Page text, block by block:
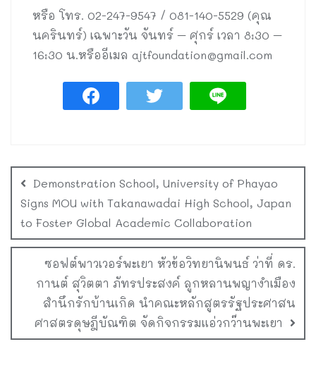
หรือ โทร. 02-247-9547 / 081-140-5529 (คุณ
นครินทร์) เฉพาะวัน จันทร์ – ศุกร์ เวลา 8:30 –
16:30 น.หรืออีเมล ajtfoundation@gmail.com
Demonstration School, University of Phayao
Signs MOU with Takanawadai High School, Japan
to Foster Global Academic Collaboration
ซอฟต์พาวเวอร์พะเยา หัวข้อวิทยานิพนธ์ ว่าที่ ดร.
กานต์ สุวิตตา ภัทรประสงค์ ลูกหลานพญางำเมือง
สำนึกรักบ้านเกิด นำคณะหลักสูตรรัฐประศาสน
ศาสตรดุษฎีบัณฑิต จัดกิจกรรมแอ่วกว๊านพะเยา